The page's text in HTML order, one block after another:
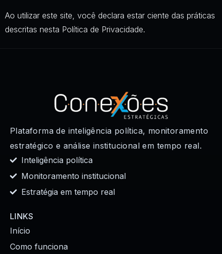
Ao utilizar este site, você declara estar ciente das práticas
descritas nesta Política de Privacidade.
Plataforma de inteligência política, monitoramento
estratégico e análise institucional em tempo real.
Inteligência política
Monitoramento institucional
Estratégia em tempo real
LINKS
Início
Como funciona